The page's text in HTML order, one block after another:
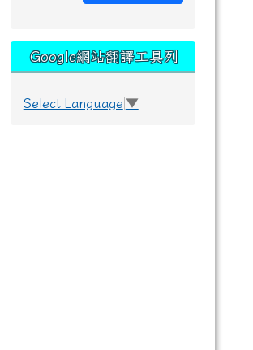
Google網站翻譯工具列
Select Language ▼